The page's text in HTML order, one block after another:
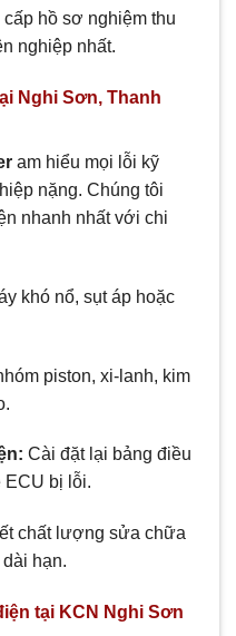
cấp hồ sơ nghiệm thu
nghiệp nhất.
Nghi Sơn, Thanh
am hiểu mọi lỗi kỹ
nặng. Chúng tôi
nhanh nhất với chi
khó nổ, sụt áp hoặc
piston, xi-lanh, kim
Cài đặt lại bảng điều
ECU bị lỗi.
chất lượng sửa chữa
hạn.
tại KCN Nghi Sơn